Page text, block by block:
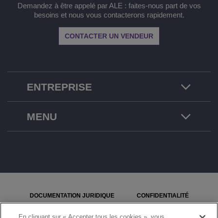
ENTREPRISE
Demandez à être appelé par ALE : faites-nous part de vos
besoins et nous vous contacterons rapidement.
CONTACTER UN VENDEUR
MENU
DOCUMENTATION JURIDIQUE CONFIDENTIALITÉ
COOKIES PLAN DU SITE